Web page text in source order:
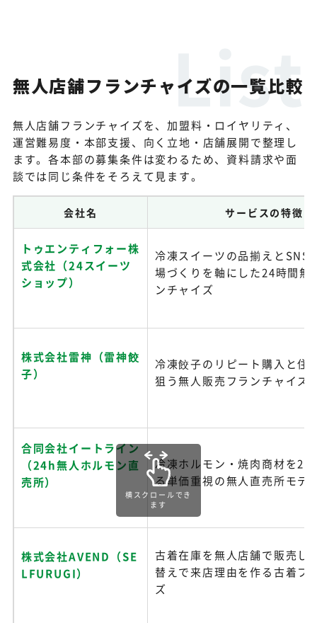
無人店舗フランチャイズの一覧比較
無人店舗フランチャイズを、加盟料・ロイヤリティ、
運営難易度・本部支援、向く立地・店舗展開で整理し
ます。各本部の募集条件は変わるため、資料請求や面
談では同じ条件をそろえて見ます。
会社名 サービスの特徴
トゥエンティフォー株
式会社（24スイーツ
ショップ）
冷凍スイーツの品揃えとSNS
場づくりを軸にした24時間無
ンチャイズ
株式会社雷神（雷神餃
子）
冷凍餃子のリピート購入と住
狙う無人販売フランチャイズ
合同会社イートライン
（24h無人ホルモン直
売所）
冷凍ホルモン・焼肉商材を24
る単価重視の無人直売所モデ
株式会社AVEND（SE
LFURUGI）
古着在庫を無人店舗で販売し
替えで来店理由を作る古着フ
ズ
横スクロールでき
ます